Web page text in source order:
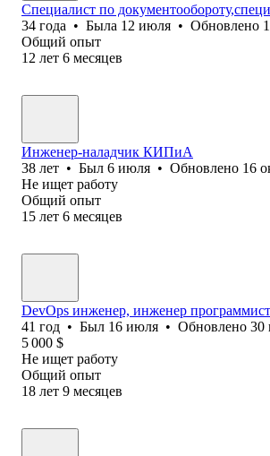
Специалист по
34 года • Была 12 июля • Обновлено
Общий опыт
12 лет 6 месяцев
Инженер-наладчик КИПиА
38 лет • Был 6 июля • Обновлено 16
Не ищет работу
Общий опыт
15 лет 6 месяцев
DevOps инженер, инженер
41 год • Был 16 июля • Обновлено 30
5 000 $
Не ищет работу
Общий опыт
18 лет 9 месяцев